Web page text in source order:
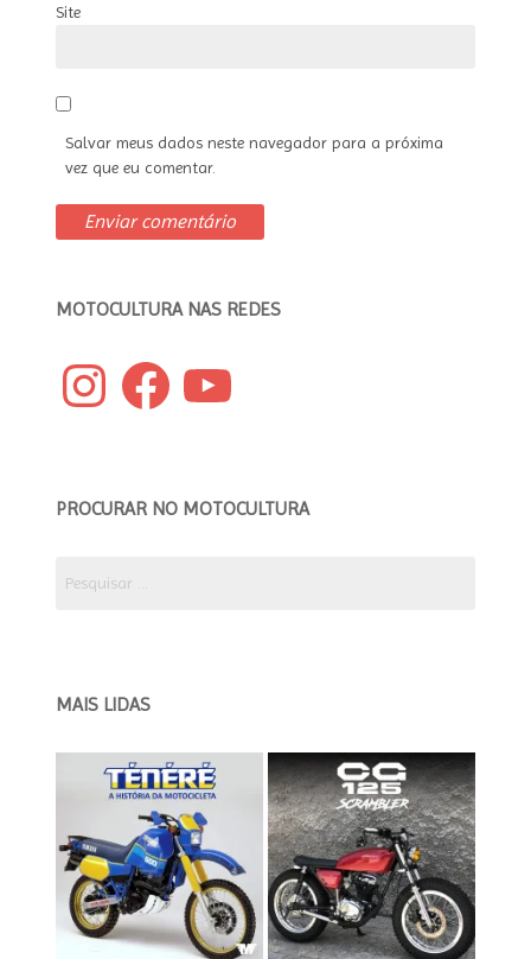
Site
Salvar meus dados neste navegador para a próxima
vez que eu comentar.
MOTOCULTURA NAS REDES
InstagramFacebookYouTube
PROCURAR NO MOTOCULTURA
por:
MAIS LIDAS